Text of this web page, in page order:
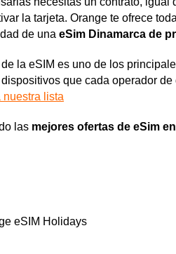
la tarjeta. Orange te ofrece
de una eSim Dinamarca de
la eSIM es uno de los
que cada operador
nuestra lista
las mejores ofertas de eSim
eSIM Holidays